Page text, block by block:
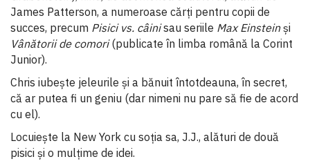
James Patterson, a numeroase cărți pentru copii de
succes, precum Pisici vs. câinisau seriile Max Einsteinși
Vânătorii de comori(publicate în limba română la Corint
Junior).
Chris iubește jeleurile și a bănuit întotdeauna, în secret,
că ar putea fi un geniu (dar nimeni nu pare să fie de acord
cu el).
Locuiește la New York cu soția sa, J.J., alături de două
pisici și o mulțime de idei.